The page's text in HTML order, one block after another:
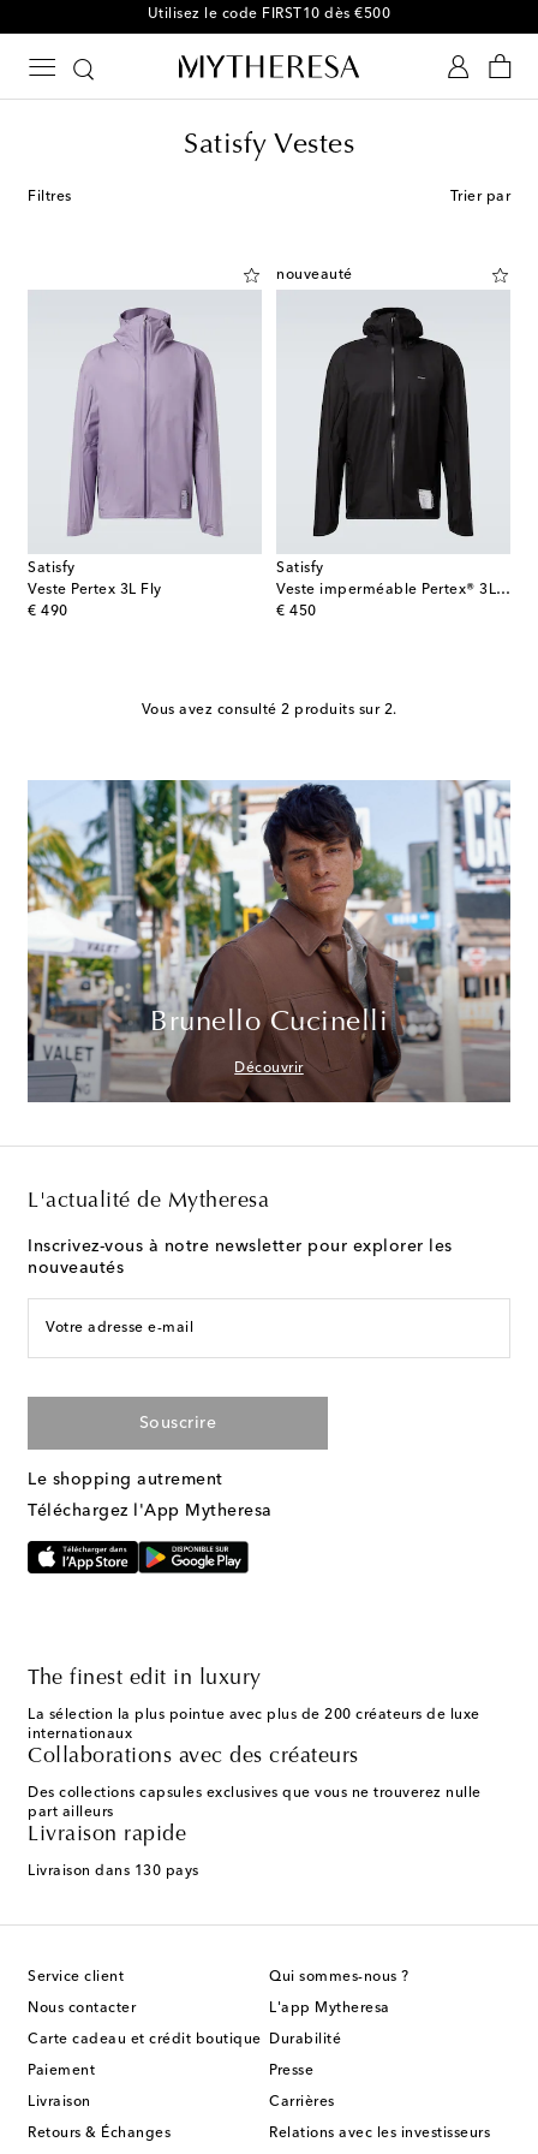
Utilisez le code FIRST10 dès €500
Satisfy Vestes
Filtres Trier par
Satisfy
Veste Pertex 3L Fly
€ 490
original price
nouveauté
Satisfy
Veste imperméable Pertex® 3L Fly
€ 450
original price
Vous avez consulté 2 produits sur 2.
Brunello Cucinelli
Découvrir
L'actualité de Mytheresa
Inscrivez-vous à notre newsletter pour explorer les
nouveautés
Votre adresse e-mail
Souscrire
Le shopping autrement
Téléchargez l'App Mytheresa
The finest edit in luxury
La sélection la plus pointue avec plus de 200 créateurs de luxe
internationaux
Collaborations avec des créateurs
Des collections capsules exclusives que vous ne trouverez nulle
part ailleurs
Livraison rapide
Livraison dans 130 pays
Service client
Nous contacter
Carte cadeau et crédit boutique
Paiement
Livraison
Retours & Échanges
Qui sommes-nous ?
L'app Mytheresa
Durabilité
Presse
Carrières
Relations avec les investisseurs